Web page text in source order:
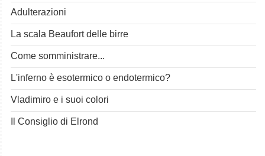
Adulterazioni
La scala Beaufort delle birre
Come somministrare...
L'inferno è esotermico o endotermico?
Vladimiro e i suoi colori
Il Consiglio di Elrond